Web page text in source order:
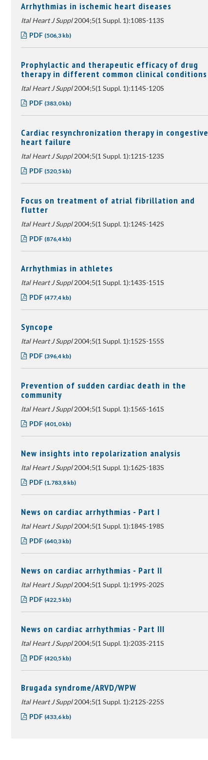
Arrhythmias in ischemic heart diseases
Ital Heart J Suppl2004;5(1 Suppl. 1):108S-113S
PDF (506,3 kb)
Prophylactic and therapeutic efficacy of drug
therapy in different common clinical conditions
Ital Heart J Suppl2004;5(1 Suppl. 1):114S-120S
PDF (383,0 kb)
Cardiac resynchronization therapy in congestive
heart failure
Ital Heart J Suppl2004;5(1 Suppl. 1):121S-123S
PDF (520,5 kb)
Focus on treatment of atrial fibrillation and
flutter
Ital Heart J Suppl2004;5(1 Suppl. 1):124S-142S
PDF (876,4 kb)
Arrhythmias in athletes
Ital Heart J Suppl2004;5(1 Suppl. 1):143S-151S
PDF (477,4 kb)
Syncope
Ital Heart J Suppl2004;5(1 Suppl. 1):152S-155S
PDF (396,4 kb)
Prevention of sudden cardiac death in the
community
Ital Heart J Suppl2004;5(1 Suppl. 1):156S-161S
PDF (401,0 kb)
New insights into repolarization analysis
Ital Heart J Suppl2004;5(1 Suppl. 1):162S-183S
PDF (1.783,8 kb)
News on cardiac arrhythmias - Part I
Ital Heart J Suppl2004;5(1 Suppl. 1):184S-198S
PDF (640,3 kb)
News on cardiac arrhythmias - Part II
Ital Heart J Suppl2004;5(1 Suppl. 1):199S-202S
PDF (422,5 kb)
News on cardiac arrhythmias - Part III
Ital Heart J Suppl2004;5(1 Suppl. 1):203S-211S
PDF (420,5 kb)
Brugada syndrome/ARVD/WPW
Ital Heart J Suppl2004;5(1 Suppl. 1):212S-225S
PDF (433,6 kb)